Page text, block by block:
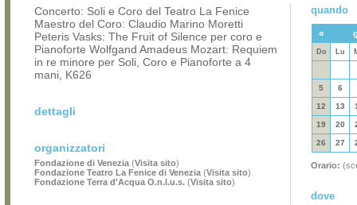
Concerto: Soli e Coro del Teatro La Fenice
Maestro del Coro: Claudio Marino Moretti
Peteris Vasks: The Fruit of Silence per coro e
Pianoforte Wolfgand Amadeus Mozart: Requiem
in re minore per Soli, Coro e Pianoforte a 4
mani, K626
dettagli
organizzatori
Fondazione di Venezia (Visita sito)
Fondazione Teatro La Fenice di Venezia (Visita sito)
Fondazione Terra d'Acqua O.n.l.u.s. (Visita sito)
quando
«
Do Lu
5 6
12 13
19 20
26 27
Orario:
dove